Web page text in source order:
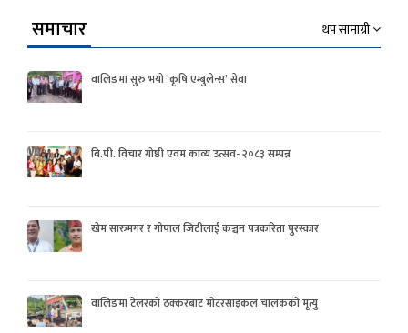
समाचार थप सामाग्री
वालिङमा सुरु भयो ‘कृषि एम्बुलेन्स’ सेवा
बि.पी. विचार गोष्ठी एवम काव्य उत्सव- २०८३ सम्पन्न
खेम सारुमगर र गोपाल जिटीलाई कञ्चन पत्रकरिता पुरस्कार
वालिङमा टेलरको ठक्करबाट मोटरसाइकल चालकको मृत्यु